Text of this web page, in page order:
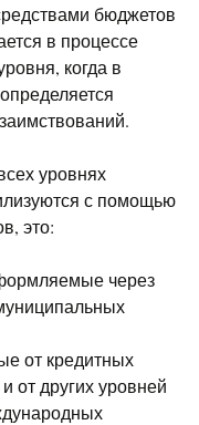
бюджетов
в процессе
когда в
уровнях
с помощью
это:
через
от кредитных
от других уровней